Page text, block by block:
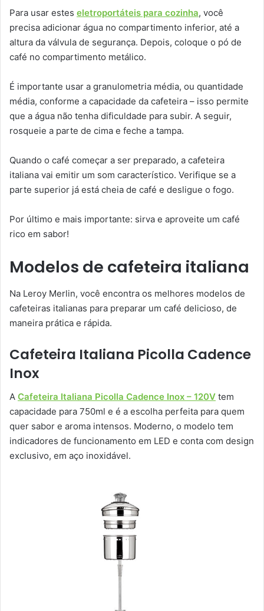
Para usar estes eletroportáteis para cozinha, você
precisa adicionar água no compartimento inferior, até a
altura da válvula de segurança. Depois, coloque o pó de
café no compartimento metálico.
É importante usar a granulometria média, ou quantidade
média, conforme a capacidade da cafeteira – isso permite
que a água não tenha dificuldade para subir. A seguir,
rosqueie a parte de cima e feche a tampa.
Quando o café começar a ser preparado, a cafeteira
italiana vai emitir um som característico. Verifique se a
parte superior já está cheia de café e desligue o fogo.
Por último e mais importante: sirva e aproveite um café
rico em sabor!
Modelos de cafeteira italiana
Na Leroy Merlin, você encontra os melhores modelos de
cafeteiras italianas para preparar um café delicioso, de
maneira prática e rápida.
Cafeteira Italiana Picolla Cadence
Inox
A Cafeteira Italiana Picolla Cadence Inox – 120V tem
capacidade para 750ml e é a escolha perfeita para quem
quer sabor e aroma intensos. Moderno, o modelo tem
indicadores de funcionamento em LED e conta com design
exclusivo, em aço inoxidável.